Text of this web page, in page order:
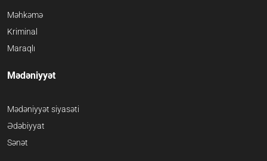
Məhkəmə
Kriminal
Maraqlı
Mədəniyyət
Mədəniyyət siyasəti
Ədəbiyyat
Sənət